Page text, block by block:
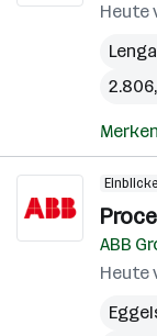
Merken
Einblicke
ABB